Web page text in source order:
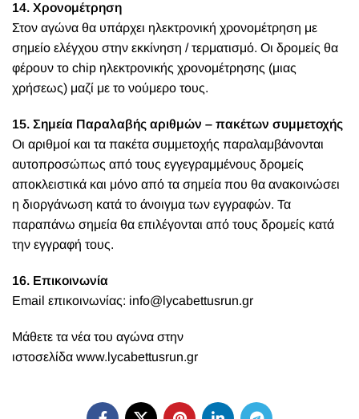
14. Χρονομέτρηση
Στον αγώνα θα υπάρχει ηλεκτρονική χρονομέτρηση με
σημείο ελέγχου στην εκκίνηση / τερματισμό. Οι δρομείς θα
φέρουν το chip ηλεκτρονικής χρονομέτρησης (μιας
χρήσεως) μαζί με το νούμερο τους.
15. Σημεία Παραλαβής αριθμών – πακέτων συμμετοχής
Οι αριθμοί και τα πακέτα συμμετοχής παραλαμβάνονται
αυτοπροσώπως από τους εγγεγραμμένους δρομείς
αποκλειστικά και μόνο από τα σημεία που θα ανακοινώσει
η διοργάνωση κατά το άνοιγμα των εγγραφών. Τα
παραπάνω σημεία θα επιλέγονται από τους δρομείς κατά
την εγγραφή τους.
16. Επικοινωνία
Email επικοινωνίας: info@lycabettusrun.gr
Μάθετε τα νέα του αγώνα στην
ιστοσελίδα www.lycabettusrun.gr